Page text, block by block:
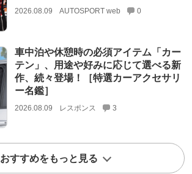
2026.08.09 AUTOSPORT web 0
車中泊や休憩時の必須アイテム「カー
テン」、用途や好みに応じて選べる新
作、続々登場！［特選カーアクセサリ
ー名鑑］
2026.08.09 レスポンス 3
おすすめをもっと見る